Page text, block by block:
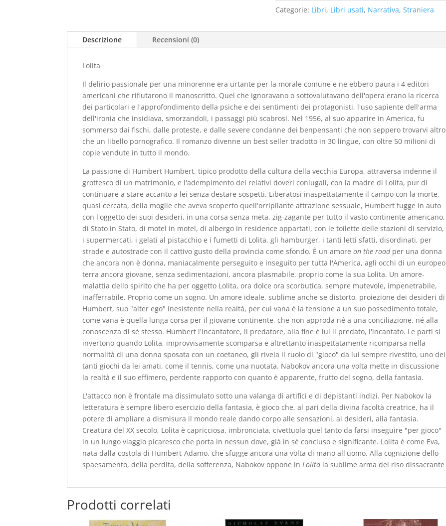
usato
quantità
Categorie: Libri, Libri usati, Narrativa, Straniera
Descrizione Recensioni (0)
Lolita
Il delirio passionale per una minorenne era urtante per la morale comune e ne ebbero paura i 4 editori
americani che rifiutarono il manoscritto. Quel che ignoravano o sottovalutavano dell'opera erano la ricerca
dei particolari e l'approfondimento della psiche e dei sentimenti dei protagonisti, l'uso sapiente dell'arma
dell'ironia che insidiava, smorzandoli, i passaggi più scabrosi. Nel 1956, al suo apparire in America, fu
sommerso dai fischi, dalle proteste, e dalle severe condanne dei benpensanti che non seppero trovarvi altro
che un libello pornografico. Il romanzo divenne un best seller tradotto in 30 lingue, con oltre 50 milioni di
copie vendute in tutto il mondo.
La passione di Humbert Humbert, tipico prodotto della cultura della vecchia Europa, attraversa indenne il
grottesco di un matrimonio, e l'adempimento dei relativi doveri coniugali, con la madre di Lolita, pur di
continuare a stare accanto a lei senza destare sospetti. Liberatosi inaspettatamente il campo con la morte,
quasi cercata, della moglie che aveva scoperto quell'orripilante attrazione sessuale, Humbert fugge in auto
con l'oggetto dei suoi desideri, in una corsa senza meta, zig-zagante per tutto il vasto continente americano,
di Stato in Stato, di motel in motel, di albergo in residence appartati, con le toilette delle stazioni di servizio,
i supermercati, i gelati al pistacchio e i fumetti di Lolita, gli hamburger, i tanti letti sfatti, disordinati, per
strade e autostrade con il cattivo gusto della provincia come sfondo. È un amoreon the roadper una donna
che ancora non è donna, maniacalmente perseguito e inseguito per tutta l'America, agli occhi di un europeo
terra ancora giovane, senza sedimentazioni, ancora plasmabile, proprio come la sua Lolita. Un amore-
malattia dello spirito che ha per oggetto Lolita, ora dolce ora scorbutica, sempre mutevole, impenetrabile,
inafferrabile. Proprio come un sogno. Un amore ideale, sublime anche se distorto, proiezione dei desideri di
Humbert, suo "alter ego" inesistente nella realtà, per cui vana è la tensione a un suo possedimento totale,
come vana è quella lunga corsa per il giovane continente, che non approda né a una conciliazione, né alla
conoscenza di sé stesso. Humbert l'incantatore, il predatore, alla fine è lui il predato, l'incantato. Le parti si
invertono quando Lolita, improvvisamente scomparsa e altrettanto inaspettatamente ricomparsa nella
normalità di una donna sposata con un coetaneo, gli rivela il ruolo di "gioco" da lui sempre rivestito, uno dei
tanti giochi da lei amati, come il tennis, come una nuotata. Nabokov ancora una volta mette in discussione
la realtà e il suo effimero, perdente rapporto con quanto è apparente, frutto del sogno, della fantasia.
L'attacco non è frontale ma dissimulato sotto una valanga di artifici e di depistanti indizi. Per Nabokov la
letteratura è sempre libero esercizio della fantasia, è gioco che, al pari della divina facoltà creatrice, ha il
potere di ampliare a dismisura il mondo reale dando corpo alle sensazioni, ai desideri, alla fantasia.
Creatura del XX secolo, Lolita è capricciosa, imbronciata, civettuola quel tanto da farsi inseguire "per gioco"
in un lungo viaggio picaresco che porta in nessun dove, già in sé concluso e significante. Lolita è come Eva,
nata dalla costola di Humbert-Adamo, che sfugge ancora una volta di mano all'uomo. Alla cognizione dello
spaesamento, della perdita, della sofferenza, Nabokov oppone in Lolita la sublime arma del riso dissacrante
Prodotti correlati